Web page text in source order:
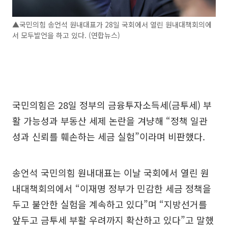
▲국민의힘 송언석 원내대표가 28일 국회에서 열린 원내대책회의에
서 모두발언을 하고 있다. (연합뉴스)
국민의힘은 28일 정부의 금융투자소득세(금투세) 부
활 가능성과 부동산 세제 논란을 겨냥해 “정책 일관
성과 신뢰를 훼손하는 세금 실험”이라며 비판했다.
송언석 국민의힘 원내대표는 이날 국회에서 열린 원
내대책회의에서 “이재명 정부가 민감한 세금 정책을
두고 불안한 실험을 계속하고 있다”며 “지방선거를
앞두고 금투세 부활 우려까지 확산하고 있다”고 말했